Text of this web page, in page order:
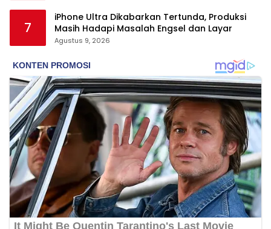
7
iPhone Ultra Dikabarkan Tertunda, Produksi
Masih Hadapi Masalah Engsel dan Layar
Agustus 9, 2026